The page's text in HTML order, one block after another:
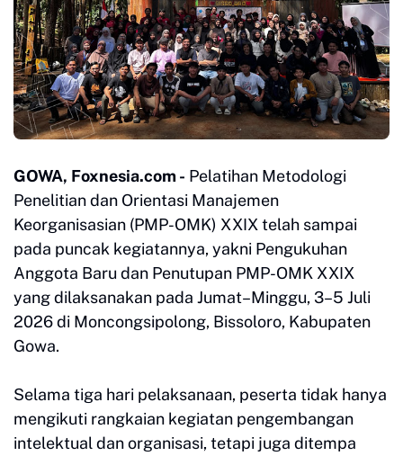
GOWA, Foxnesia.com - Pelatihan Metodologi
Penelitian dan Orientasi Manajemen
Keorganisasian (PMP-OMK) XXIX telah sampai
pada puncak kegiatannya, yakni Pengukuhan
Anggota Baru dan Penutupan PMP-OMK XXIX
yang dilaksanakan pada Jumat–Minggu, 3–5 Juli
2026 di Moncongsipolong, Bissoloro, Kabupaten
Gowa.
Selama tiga hari pelaksanaan, peserta tidak hanya
mengikuti rangkaian kegiatan pengembangan
intelektual dan organisasi, tetapi juga ditempa